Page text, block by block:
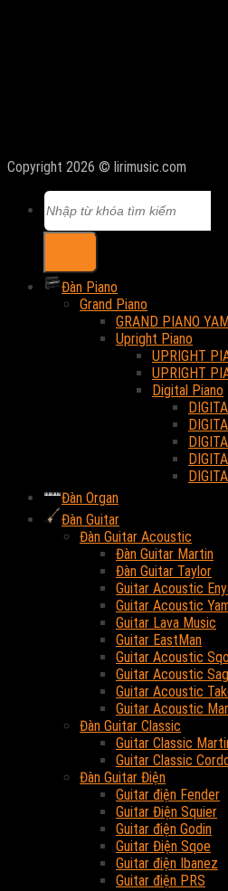
Copyright 2026 © lirimusic.com
Tìm
kiếm:
Đàn Piano
Grand Piano
GRAND PIANO
Upright Piano
UPRIGHT
UPRIGHT
Digital Piano
Đàn Organ
Đàn Guitar
Đàn Guitar Acoustic
Đàn Guitar Martin
Đàn Guitar Taylor
Guitar Acoustic
Guitar Acoustic
Guitar Lava Music
Guitar EastMan
Guitar Acoustic
Guitar Acoustic
Guitar Acoustic
Guitar Acoustic
Đàn Guitar Classic
Guitar Classic
Guitar Classic
Đàn Guitar Điện
Guitar điện Fender
Guitar Điện Squier
Guitar điện Godin
Guitar Điện Sqoe
Guitar điện Ibanez
Guitar điện PRS